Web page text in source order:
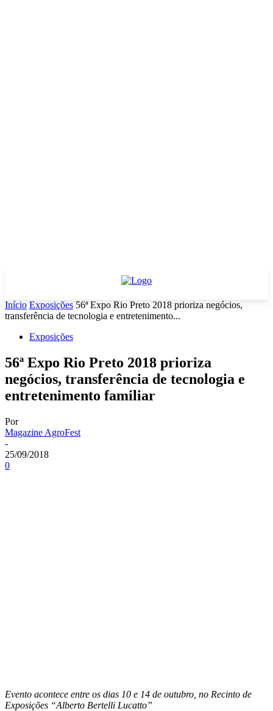
Início Exposições 56ª Expo Rio Preto 2018 prioriza negócios,
transferência de tecnologia e entretenimento...
Exposições
56ª Expo Rio Preto 2018 prioriza
negócios, transferência de tecnologia e
entretenimento familiar
Por
Magazine AgroFest
-
25/09/2018
0
Evento acontece entre os dias 10 e 14 de outubro, no Recinto de
Exposições “Alberto Bertelli Lucatto”